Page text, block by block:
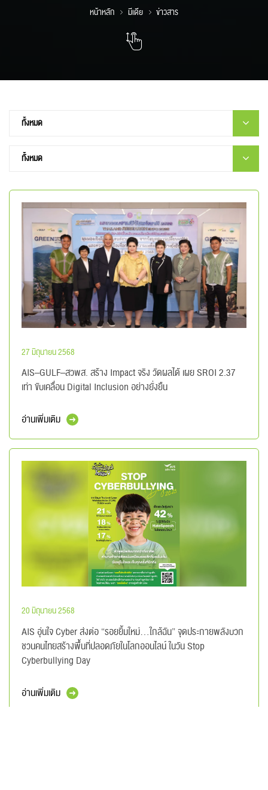
หน้าหลัก มีเดีย ข่าวสาร
27 มิถุนายน 2568
AIS–GULF–สวพส. สร้าง Impact จริง วัดผลได้ เผย SROI 2.37
เท่า ขับเคลื่อน Digital Inclusion อย่างยั่งยืน
อ่านเพิ่มเติม
20 มิถุนายน 2568
AIS อุ่นใจ Cyber ส่งต่อ “รอยยิ้มใหม่…ใกล้ฉัน” จุดประกายพลังบวก
ชวนคนไทยสร้างพื้นที่ปลอดภัยในโลกออนไลน์ ในวัน Stop
Cyberbullying Day
อ่านเพิ่มเติม